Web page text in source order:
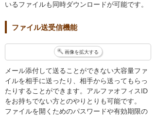
いるファイルも同時ダウンロードが可能です。
ファイル送受信機能
画像を拡大する
メール添付して送ることができない大容量ファ
イルを相手に送ったり、相手から送ってもらっ
たりすることができます。アルファオフィスID
をお持ちでない方とのやりとりも可能です。
ファイルを開くためのパスワードや有効期限の